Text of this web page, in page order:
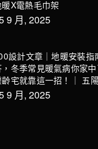
X電熱毛巾架
9 月, 2025
設計文章｜地暖安裝指
冬季常見暖氣病你家
宅就靠這一招！｜ 五
9 月, 2025